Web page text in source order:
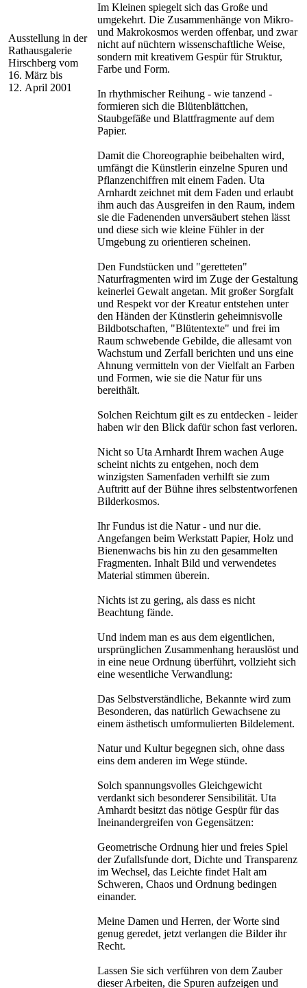
Ausstellung in der
Rathausgalerie
Hirschberg vom
16. März bis
12. April 2001
Im Kleinen spiegelt sich das Große und
umgekehrt. Die Zusammenhänge von Mikro-
und Makrokosmos werden offenbar, und zwar
nicht auf nüchtern wissenschaftliche Weise,
sondern mit kreativem Gespür für Struktur,
Farbe und Form.
In rhythmischer Reihung - wie tanzend -
formieren sich die Blütenblättchen,
Staubgefäße und Blattfragmente auf dem
Papier.
Damit die Choreographie beibehalten wird,
umfängt die Künstlerin einzelne Spuren und
Pflanzenchiffren mit einem Faden. Uta
Arnhardt zeichnet mit dem Faden und erlaubt
ihm auch das Ausgreifen in den Raum, indem
sie die Fadenenden unversäubert stehen lässt
und diese sich wie kleine Fühler in der
Umgebung zu orientieren scheinen.
Den Fundstücken und "geretteten"
Naturfragmenten wird im Zuge der Gestaltung
keinerlei Gewalt angetan. Mit großer Sorgfalt
und Respekt vor der Kreatur entstehen unter
den Händen der Künstlerin geheimnisvolle
Bildbotschaften, "Blütentexte" und frei im
Raum schwebende Gebilde, die allesamt von
Wachstum und Zerfall berichten und uns eine
Ahnung vermitteln von der Vielfalt an Farben
und Formen, wie sie die Natur für uns
bereithält.
Solchen Reichtum gilt es zu entdecken - leider
haben wir den Blick dafür schon fast verloren.
Nicht so Uta Arnhardt Ihrem wachen Auge
scheint nichts zu entgehen, noch dem
winzigsten Samenfaden verhilft sie zum
Auftritt auf der Bühne ihres selbstentworfenen
Bilderkosmos.
Ihr Fundus ist die Natur - und nur die.
Angefangen beim Werkstatt Papier, Holz und
Bienenwachs bis hin zu den gesammelten
Fragmenten. Inhalt Bild und verwendetes
Material stimmen überein.
Nichts ist zu gering, als dass es nicht
Beachtung fände.
Und indem man es aus dem eigentlichen,
ursprünglichen Zusammenhang herauslöst und
in eine neue Ordnung überführt, vollzieht sich
eine wesentliche Verwandlung:
Das Selbstverständliche, Bekannte wird zum
Besonderen, das natürlich Gewachsene zu
einem ästhetisch umformulierten Bildelement.
Natur und Kultur begegnen sich, ohne dass
eins dem anderen im Wege stünde.
Solch spannungsvolles Gleichgewicht
verdankt sich besonderer Sensibilität. Uta
Amhardt besitzt das nötige Gespür für das
Ineinandergreifen von Gegensätzen:
Geometrische Ordnung hier und freies Spiel
der Zufallsfunde dort, Dichte und Transparenz
im Wechsel, das Leichte findet Halt am
Schweren, Chaos und Ordnung bedingen
einander.
Meine Damen und Herren, der Worte sind
genug geredet, jetzt verlangen die Bilder ihr
Recht.
Lassen Sie sich verführen von dem Zauber
dieser Arbeiten, die Spuren aufzeigen und